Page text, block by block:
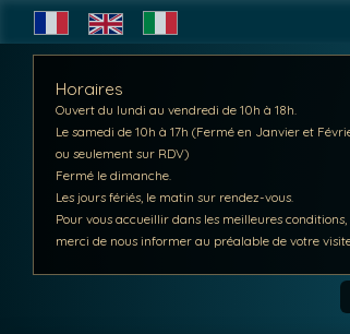
Horaires
Ouvert du lundi au vendredi de 10h à 18h.
Le samedi de 10h à 17h (Fermé en Janvier et
ou seulement sur RDV)
Fermé le dimanche.
Les jours fériés, le matin sur rendez-vous.
Pour vous accueillir dans les meilleures conditions,
merci de nous informer au préalable de votre